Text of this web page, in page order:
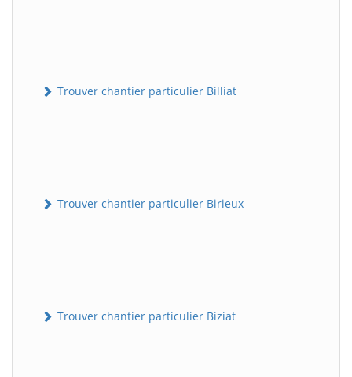
Trouver chantier particulier Billiat
Trouver chantier particulier Birieux
Trouver chantier particulier Biziat